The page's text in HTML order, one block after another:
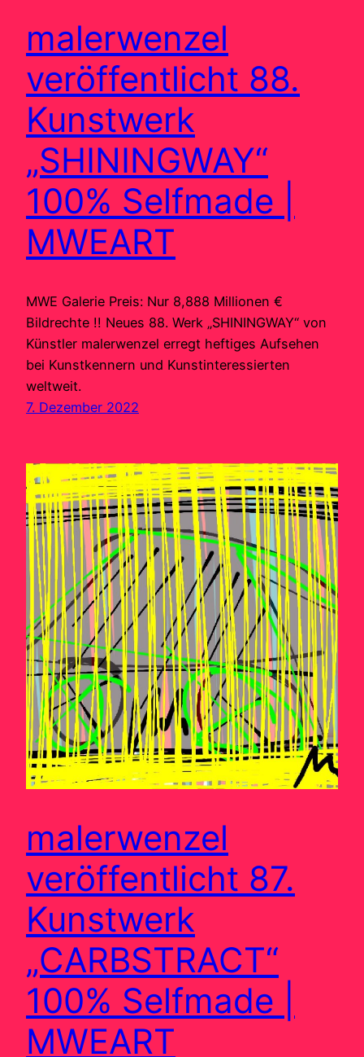
malerwenzel
veröffentlicht 88.
Kunstwerk
„SHININGWAY“
100% Selfmade |
MWEART
MWE Galerie Preis: Nur 8,888 Millionen €
Bildrechte !! Neues 88. Werk „SHININGWAY“ von
Künstler malerwenzel erregt heftiges Aufsehen
bei Kunstkennern und Kunstinteressierten
weltweit.
7. Dezember 2022
malerwenzel
veröffentlicht 87.
Kunstwerk
„CARBSTRACT“
100% Selfmade |
MWEART